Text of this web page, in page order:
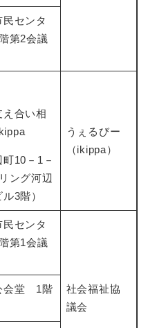
民センタ
第2会議
え合い相
町10－1－
ング河辺
3階）
うぇるびー
（ikippa）
民センタ
第1会議
社会福祉協
議会
会堂 1階